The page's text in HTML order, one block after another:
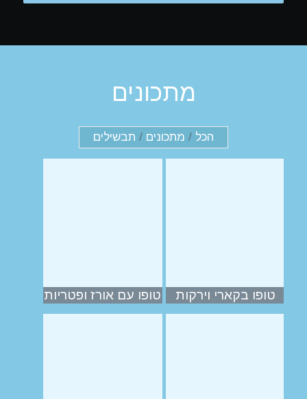
מתכונים
הכל / מתכונים / תבשילים
טופו בקארי וירקות טופו עם אורז ופטריות